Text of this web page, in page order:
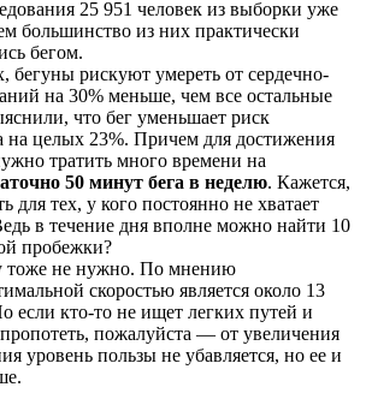
25 951 человек из выборки уже
большинство из них практически
бегом.
бегуны рискуют умереть от сердечно-
на 30% меньше, чем все остальные
что бег уменьшает риск
на целых 23%. Причем для достижения
тратить много времени на
50 минут бега в неделю. Кажется,
для тех, у кого постоянно не хватает
в течение дня вполне можно найти 10
пробежки?
тоже не нужно. По мнению
скоростью является около 13
если кто-то не ищет легких путей и
пожалуйста — от увеличения
уровень пользы не убавляется, но ее и